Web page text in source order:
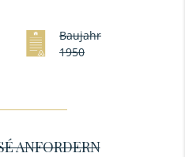
Baujahr
1950
ANFORDERN